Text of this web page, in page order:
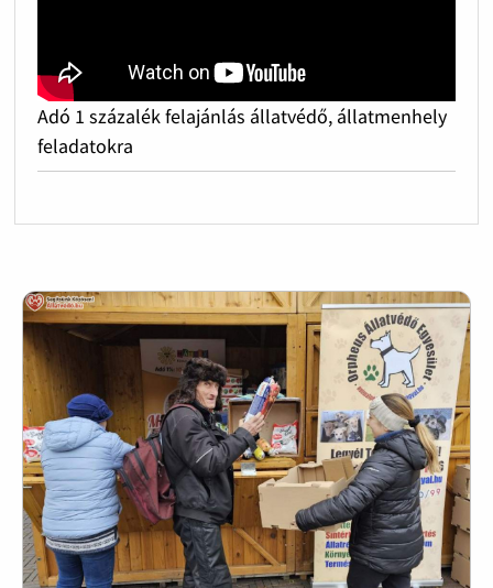
Adó 1 százalék felajánlás állatvédő, állatmenhely
feladatokra